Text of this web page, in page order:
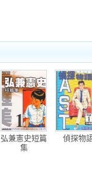
弘兼憲史短篇
集
偵探物